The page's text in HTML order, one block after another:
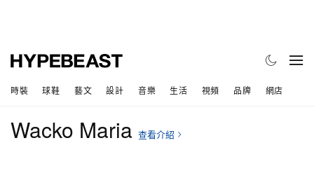
時裝 球鞋 藝文 設計 音樂 生活 視頻 品牌 網店
Wacko Maria 查看介紹